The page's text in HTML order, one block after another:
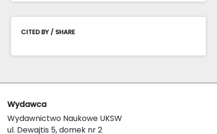
CITED BY / SHARE
Wydawca
Wydawnictwo Naukowe UKSW
ul. Dewajtis 5, domek nr 2